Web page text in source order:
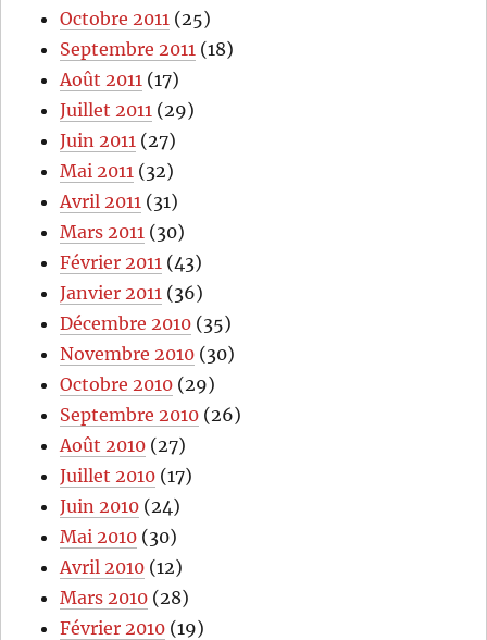
Octobre 2011 (25)
Septembre 2011 (18)
Août 2011 (17)
Juillet 2011 (29)
Juin 2011 (27)
Mai 2011 (32)
Avril 2011 (31)
Mars 2011 (30)
Février 2011 (43)
Janvier 2011 (36)
Décembre 2010 (35)
Novembre 2010 (30)
Octobre 2010 (29)
Septembre 2010 (26)
Août 2010 (27)
Juillet 2010 (17)
Juin 2010 (24)
Mai 2010 (30)
Avril 2010 (12)
Mars 2010 (28)
Février 2010 (19)